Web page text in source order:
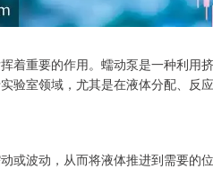
着重要的作用。蠕动泵是一种利用
验室领域，尤其是在液体分配、反
或波动，从而将液体推进到需要的